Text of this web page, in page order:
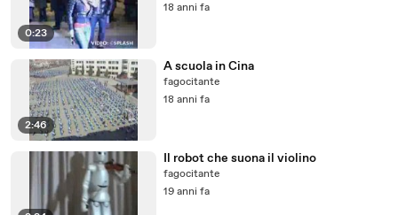
0:23
18 anni fa
2:46
A scuola in Cina
fagocitante
18 anni fa
Il robot che suona il violino
fagocitante
19 anni fa